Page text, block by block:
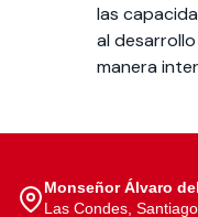
las
al
manera
Monseñor Álvaro
Las Condes,